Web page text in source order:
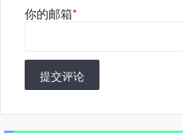
你的邮箱*
提交评论